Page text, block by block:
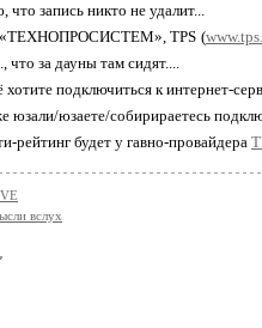
что запись никто не удалит...
«ТЕХНОПРОСИСТЕМ», TPS (
что за дауны там сидят....
подключиться к интернет-
юзали/юзаете/собирираетесь
рейтинг будет у гавно-провайдера
вслух